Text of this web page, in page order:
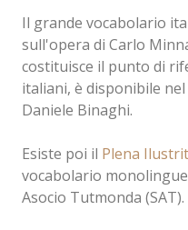
Il grande vocabolario
sull'opera di Carlo
costituisce il punto di
italiani, è disponibile
Daniele Binaghi.
Esiste poi il Plena
vocabolario
Asocio Tutmonda (SAT).